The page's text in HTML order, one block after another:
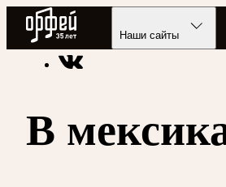
Радио Орфей
Наши сайты
Радио классической музыки
В